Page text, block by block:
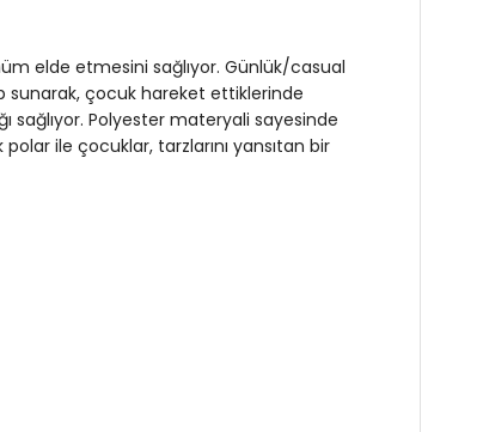
elde etmesini sağlıyor. Günlük/casual
sunarak, çocuk hareket ettiklerinde
sağlıyor. Polyester materyali sayesinde
ile çocuklar, tarzlarını yansıtan bir